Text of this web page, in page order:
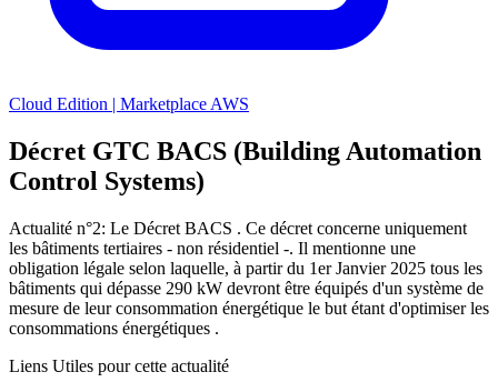
Cloud Edition | Marketplace AWS
Décret GTC BACS (Building Automation
Control Systems)
Actualité n°2: Le Décret BACS . Ce décret concerne uniquement
les bâtiments tertiaires - non résidentiel -. Il mentionne une
obligation légale selon laquelle, à partir du 1er Janvier 2025 tous les
bâtiments qui dépasse 290 kW devront être équipés d'un système de
mesure de leur consommation énergétique le but étant d'optimiser les
consommations énergétiques .
Liens Utiles pour cette actualité